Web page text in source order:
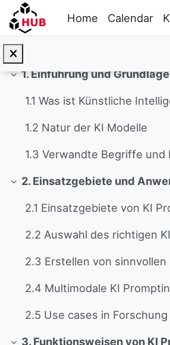
Skip to main content
Home Calendar
Check-In Technik
Collapse
1. Einführung und
1.1 Was ist Künstliche
1.2 Natur der KI Modelle
1.3 Verwandte Begriffe und
Collapse
2.1 Einsatzgebiete von KI
2.3 Erstellen von sinnvollen
3. Funktionsweisen von KI